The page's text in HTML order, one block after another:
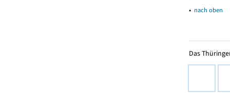
▴ nach oben
Das